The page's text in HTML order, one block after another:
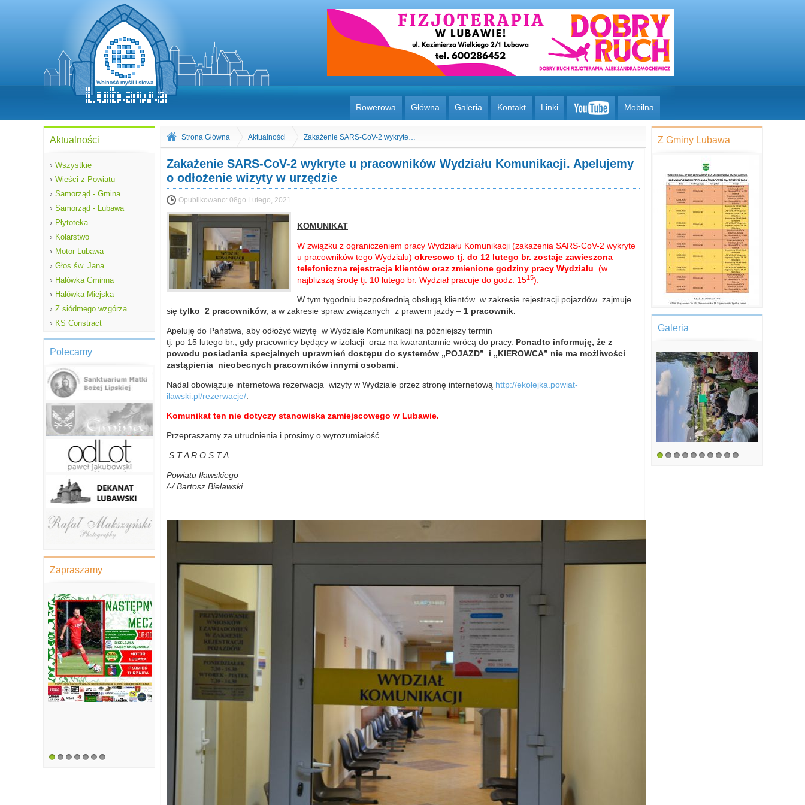
Rowerowa Główna Galeria Kontakt Linki Mobilna
Aktualności
› Wszystkie
› Wieści z Powiatu
› Samorząd - Gmina
› Samorząd - Lubawa
› Płytoteka
› Kolarstwo
› Motor Lubawa
› Głos św. Jana
› Halówka Gminna
› Halówka Miejska
› Z siódmego wzgórza
› KS Constract
Polecamy
Zapraszamy
1 2 3 4 5 6 7
Strona Główna Aktualności Zakażenie SARS-CoV-2 wykryte…
Zakażenie SARS-CoV-2 wykryte u pracowników Wydziału Komunikacji. Apelujemy
o odłożenie wizyty w urzędzie
Opublikowano: 08go Lutego, 2021
KOMUNIKAT
W związku z ograniczeniem pracy Wydziału Komunikacji (zakażenia SARS-CoV-2 wykryte
u pracowników tego Wydziału) okresowo tj. do 12 lutego br. zostaje zawieszona
telefoniczna rejestracja klientów oraz zmienione godziny pracy Wydziału (w
najbliższą środę tj. 10 lutego br. Wydział pracuje do godz. 1515).
W tym tygodniu bezpośrednią obsługą klientów w zakresie rejestracji pojazdów zajmuje
się tylko 2 pracowników, a w zakresie spraw związanych z prawem jazdy – 1 pracownik.
Apeluję do Państwa, aby odłożyć wizytę w Wydziale Komunikacji na późniejszy termin
tj. po 15 lutego br., gdy pracownicy będący w izolacji oraz na kwarantannie wrócą do pracy. Ponadto informuję, że z
powodu posiadania specjalnych uprawnień dostępu do systemów „POJAZD” i „KIEROWCA” nie ma możliwości
zastąpienia nieobecnych pracowników innymi osobami.
Nadal obowiązuje internetowa rezerwacja wizyty w Wydziale przez stronę internetową http://ekolejka.powiat-
ilawski.pl/rezerwacje/.
Komunikat ten nie dotyczy stanowiska zamiejscowego w Lubawie.
Przepraszamy za utrudnienia i prosimy o wyrozumiałość.
S T A R O S T A
Powiatu Iławskiego
/-/ Bartosz Bielawski
Z Gminy Lubawa
1 2 3 4 5
Galeria
1 2 3 4 5 6 7 8 9 10